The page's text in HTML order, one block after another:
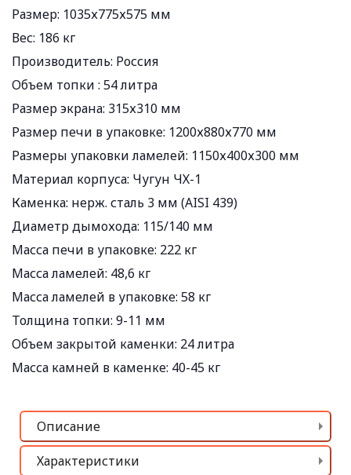
Размер: 1035х775х575 мм
Вес: 186 кг
Производитель: Россия
Объем топки : 54 литра
Размер экрана: 315х310 мм
Размер печи в упаковке: 1200х880х770 мм
Размеры упаковки ламелей: 1150х400х300 мм
Материал корпуса: Чугун ЧХ-1
Каменка: нерж. сталь 3 мм (AISI 439)
Диаметр дымохода: 115/140 мм
Масса печи в упаковке: 222 кг
Масса ламелей: 48,6 кг
Масса ламелей в упаковке: 58 кг
Толщина топки: 9-11 мм
Объем закрытой каменки: 24 литра
Масса камней в каменке: 40-45 кг
Описание
Характеристики